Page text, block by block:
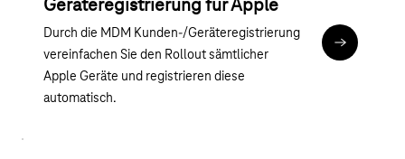
Geräteregistrierung für Apple
Durch die MDM Kunden-/Geräteregistrierung
vereinfachen Sie den Rollout sämtlicher
Apple Geräte und registrieren diese
automatisch.
Zu MDM